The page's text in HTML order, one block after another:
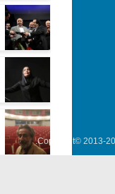
Copyright© 2013-